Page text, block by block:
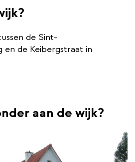
de Sint-
en de Keibergstraat in
aan de wijk?